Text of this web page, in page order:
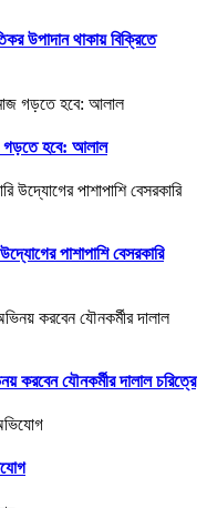
উপাদান থাকায় বিক্রিতে
গড়তে হবে: আলাল
পাশাপাশি বেসরকারি
করবেন যৌনকর্মীর দালাল চরিত্রে